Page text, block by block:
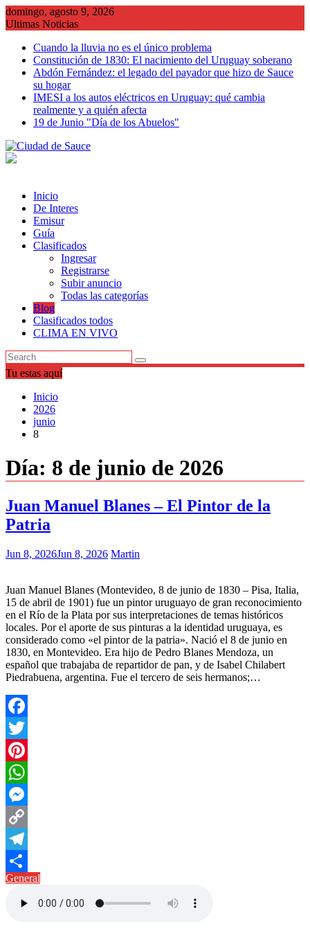
Saltar
al
domingo, agosto 9, 2026
Ultimas Noticias
Cuando la lluvia no es el único problema
Constitución de 1830: El nacimiento del Uruguay soberano
Abdón Fernández: el legado del payador que hizo de Sauce
su hogar
IMESI a los autos eléctricos en Uruguay: qué cambia
realmente y a quién afecta
19 de Junio "Día de los Abuelos"
Inicio
De Interes
Emisur
Guía
Clasificados
Ingresar
Registrarse
Subir anuncio
Todas las categorías
Blog
Clasificados todos
CLIMA EN VIVO
Tu estas aquí
Inicio
2026
junio
8
Día: 8 de junio de 2026
Juan Manuel Blanes – El Pintor de la
Patria
Jun 8, 2026Jun 8, 2026 Martin
Juan Manuel Blanes (Montevideo, 8 de junio de 1830 – Pisa, Italia,
15 de abril de 1901) fue un pintor uruguayo de gran reconocimiento
en el Río de la Plata por sus interpretaciones de temas históricos
locales. Por el aporte de sus pinturas a la identidad uruguaya, es
considerado como «el pintor de la patria». Nació el 8 de junio en
1830, en Montevideo. Era hijo de Pedro Blanes Mendoza, un
español que trabajaba de repartidor de pan, y de Isabel Chilabert
Piedrabuena, argentina. Fue el tercero de seis hermanos;…
Facebook
Twitter
Pinterest
WhatsApp
Messenger
Copy
Link
Telegram
Compartir
General